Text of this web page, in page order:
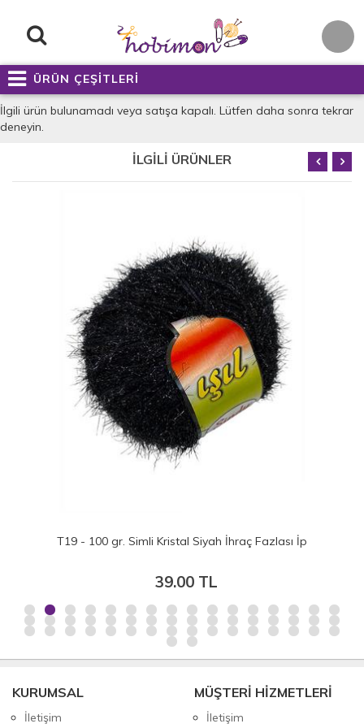
ÜRÜN ÇEŞİTLERİ
İlgili ürün bulunamadı veya satışa kapalı. Lütfen daha sonra tekrar
deneyin.
İLGİLİ ÜRÜNLER
T19 - 100 gr. Simli Kristal Siyah İhraç Fazlası İp
39.00 TL
KURUMSAL
İletişim
MÜŞTERİ HİZMETLERİ
İletişim